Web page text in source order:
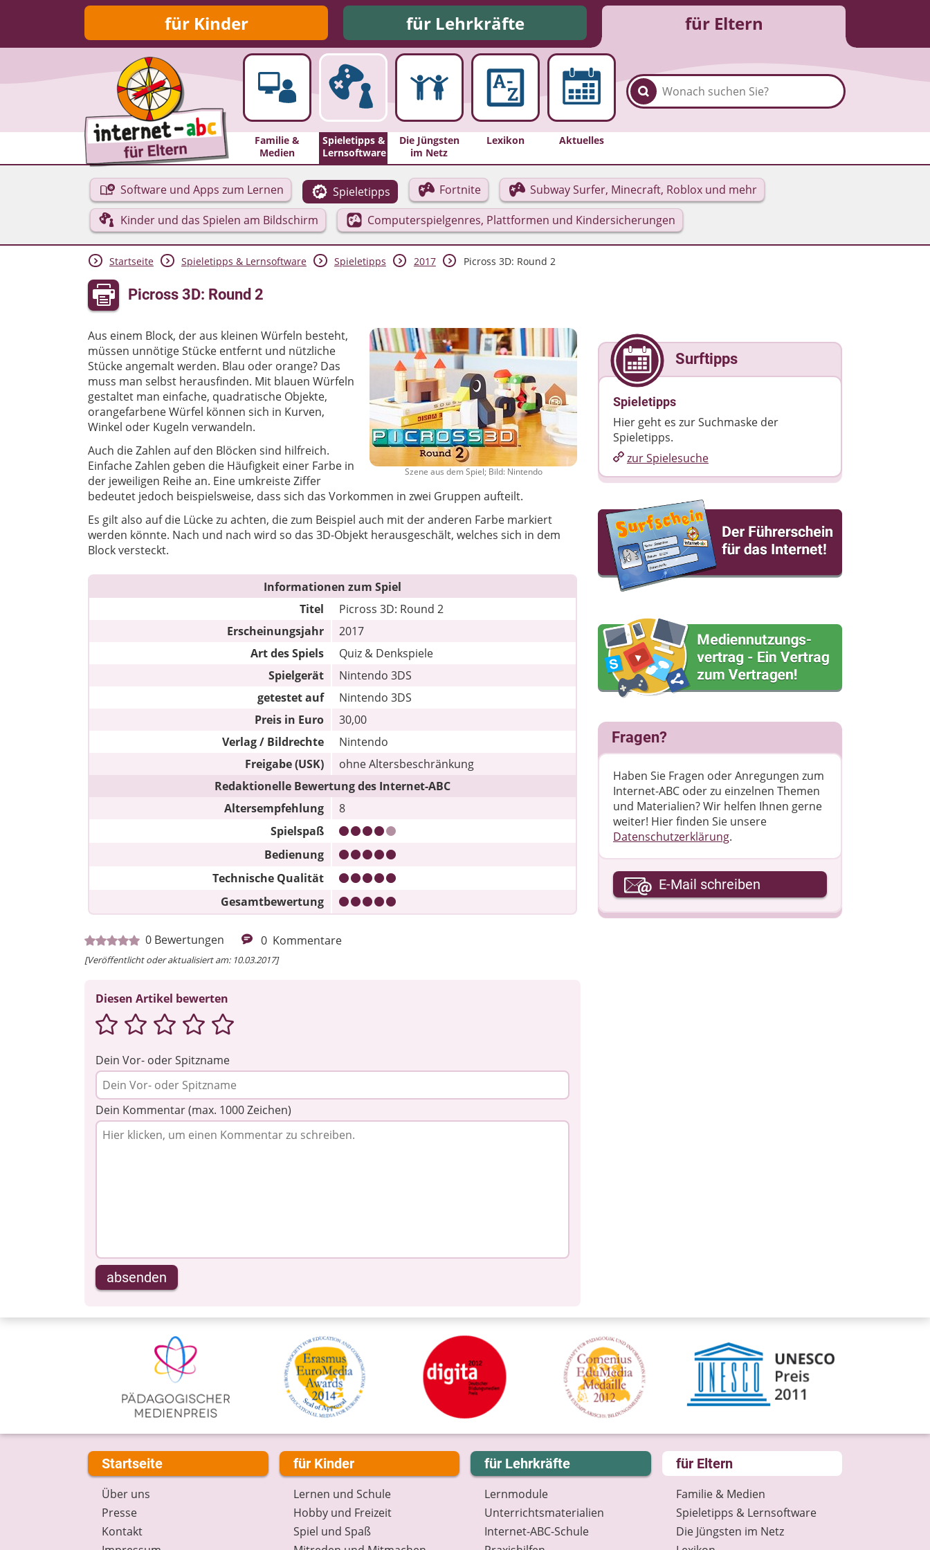
für Kinder für Lehrkräfte für Eltern
Familie &
Medien
Spieletipps &
Lernsoftware
Die Jüngsten
im Netz
Lexikon Aktuelles
Software und Apps zum Lernen Spieletipps Fortnite
Subway Surfer, Minecraft, Roblox und mehr
Kinder und das Spielen am Bildschirm
Computerspielgenres, Plattformen und Kindersicherungen
Startseite Spieletipps & Lernsoftware Spieletipps 2017 Picross 3D: Round 2
Picross 3D: Round 2
Szene aus dem Spiel; Bild: Nintendo
Aus einem Block, der aus kleinen Würfeln besteht,
müssen unnötige Stücke entfernt und nützliche
Stücke angemalt werden. Blau oder orange? Das
muss man selbst herausfinden. Mit blauen Würfeln
gestaltet man einfache, quadratische Objekte,
orangefarbene Würfel können sich in Kurven,
Winkel oder Kugeln verwandeln.
Auch die Zahlen auf den Blöcken sind hilfreich.
Einfache Zahlen geben die Häufigkeit einer Farbe in
der jeweiligen Reihe an. Eine umkreiste Ziffer
bedeutet jedoch beispielsweise, dass sich das Vorkommen in zwei Gruppen aufteilt.
Es gilt also auf die Lücke zu achten, die zum Beispiel auch mit der anderen Farbe markiert
werden könnte. Nach und nach wird so das 3D-Objekt herausgeschält, welches sich in dem
Block versteckt.
Informationen zum Spiel
Titel
Picross 3D: Round 2
Erscheinungsjahr
2017
Art des Spiels
Quiz & Denkspiele
Spielgerät
Nintendo 3DS
getestet auf
Nintendo 3DS
Preis in Euro
30,00
Verlag / Bildrechte
Nintendo
Freigabe (USK)
ohne Altersbeschränkung
Redaktionelle Bewertung des Internet-ABC
Altersempfehlung
8
Spielspaß
Bedienung
Technische Qualität
Gesamtbewertung
0 Bewertungen 0 Kommentare
[Veröffentlicht oder aktualisiert am: 10.03.2017]
Diesen Artikel bewerten
Dein Vor- oder Spitzname
Dein Kommentar (max. 1000 Zeichen)
absenden
Surftipps
Spieletipps
Hier geht es zur Suchmaske der
Spieletipps.
zur Spielesuche
Fragen?
Haben Sie Fragen oder Anregungen zum
Internet-ABC oder zu einzelnen Themen
und Materialien? Wir helfen Ihnen gerne
weiter! ​Hier finden Sie unsere
Datenschutzerklärung.
Ihre E-Mail-Adresse
E-Mail schreiben
Startseite
Über uns
Presse
Kontakt
für Kinder
Lernen und Schule
Hobby und Freizeit
Spiel und Spaß
für Lehrkräfte
Lernmodule
Unterrichts­materialien
Internet-ABC-Schule
für Eltern
Familie & Medien
Spieletipps & Lernsoftware
Die Jüngsten im Netz